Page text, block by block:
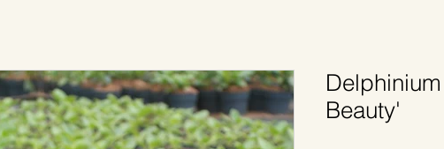
Beauty'